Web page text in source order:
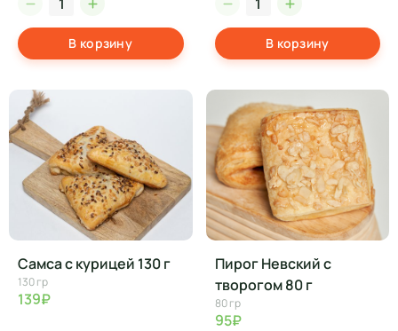
В корзину В корзину
Самса с курицей 130 г
130 гр
139₽
Пирог Невский с
творогом 80 г
80 гр
95₽